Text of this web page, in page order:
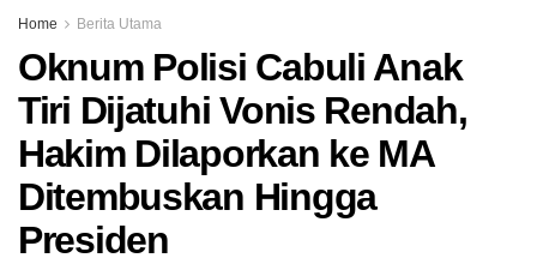
Home Berita Utama
Oknum Polisi Cabuli Anak
Tiri Dijatuhi Vonis Rendah,
Hakim Dilaporkan ke MA
Ditembuskan Hingga
Presiden